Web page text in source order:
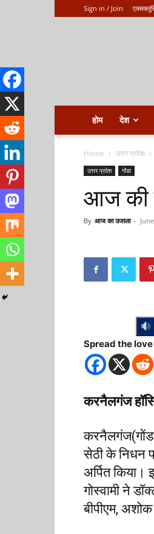
Sign in / Join
होम देश
Home उत्तर प्रदेश
उत्तर प्रदेश गोंडा
आज की
By आज का उजाला -
Spread the love
करनैलगंज
सेठी के निधन
अर्पित किया।
गोस्वामी ने
बीपीएम, अशोक